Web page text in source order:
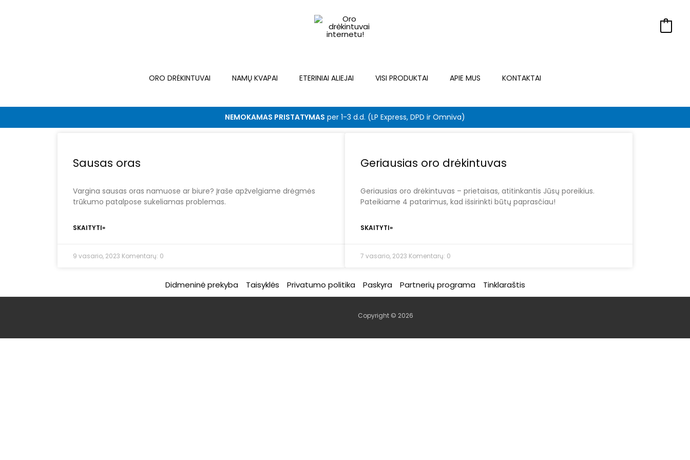
ORO DRĖKINTUVAI NAMŲ KVAPAI ETERINIAI ALIEJAI VISI PRODUKTAI APIE MUS KONTAKTAI
NEMOKAMAS PRISTATYMAS per 1-3 d.d. (LP Express, DPD ir Omniva)
Sausas oras
Vargina sausas oras namuose ar biure? Įraše apžvelgiame drėgmės
trūkumo patalpose sukeliamas problemas.
SKAITYTI»
9 vasario, 2023 Komentarų: 0
Geriausias oro drėkintuvas
Geriausias oro drėkintuvas – prietaisas, atitinkantis Jūsų poreikius.
Pateikiame 4 patarimus, kad išsirinkti būtų paprasčiau!
SKAITYTI»
7 vasario, 2023 Komentarų: 0
Didmeninė prekyba Taisyklės Privatumo politika Paskyra Partnerių programa Tinklaraštis
Copyright © 2026